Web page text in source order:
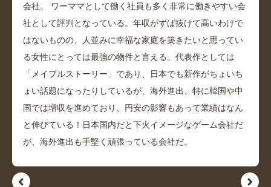
会社。 ワーママとして働く社員も多く非常に働きやすい会
社として評判となっている。年収がずば抜けて高いわけで
はないものの、人並みに幸福な家庭を築きたいと思ってい
る女性にとっては最強の物件と言える。代表作としては
「メイプルストーリー」であり、日本でも新作がちょいち
ょい話題になったりしているが、海外進出、特に韓国や中
国では増収を進めており、円安の影響もあって業績はなん
と伸びている！日本国内だと下火イメージなゲーム会社だ
が、海外進出も手堅く頑張っている会社だ。